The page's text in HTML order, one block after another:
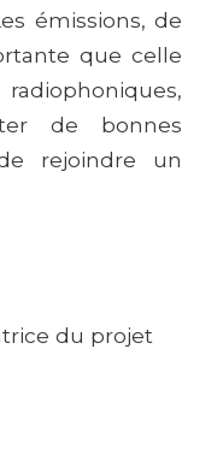
émissions, de
que celle
de bonnes
rejoindre un
du projet